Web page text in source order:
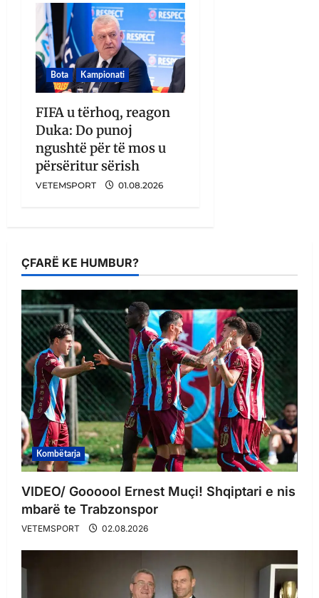
Bota Kampionati
FIFA u tërhoq, reagon
Duka: Do punoj
ngushtë për të mos u
përsëritur sërish
VETEMSPORT 01.08.2026
ÇFARË KE HUMBUR?
Kombëtarja
VIDEO/ Goooool Ernest Muçi! Shqiptari e nis
mbarë te Trabzonspor
VETEMSPORT 02.08.2026